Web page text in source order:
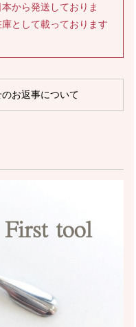
から発送しておりま
として載っております
お返事について